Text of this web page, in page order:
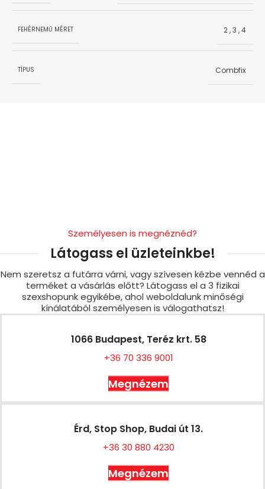
FEHÉRNEMŰ MÉRET 2,3 ,4
TÍPUS Combfix
Személyesen is megnéznéd?
Látogass el üzleteinkbe!
Nem szeretsz a futárra várni, vagy szívesen kézbe vennéd a
terméket a vásárlás előtt? Látogass el a 3 fizikai
szexshopunk egyikébe, ahol weboldalunk minőségi
kínálatából személyesen is válogathatsz!
1066 Budapest, Teréz krt. 58
+36 70 336 9001
Megnézem
Érd, Stop Shop, Budai út 13.
+36 30 880 4230
Megnézem